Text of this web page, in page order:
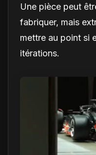
Une pièce peut
fabriquer, mais
mettre au point si
itérations.